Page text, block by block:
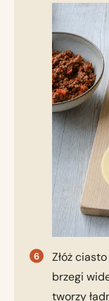
Złóż
brzegi
tworzy